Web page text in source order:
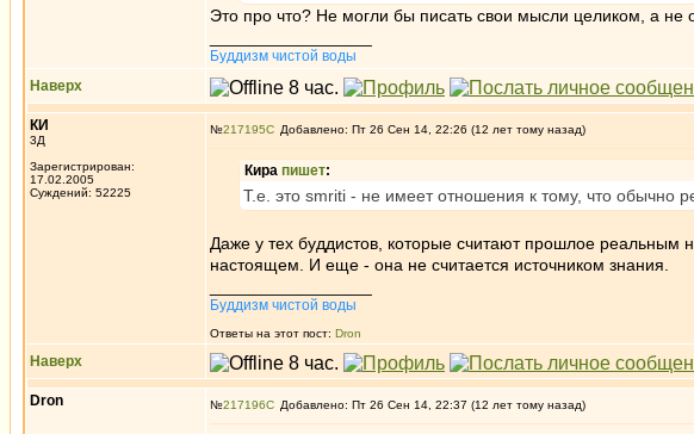
Это про что? Не могли бы писать свои мысли целиком, а
Буддизм чистой воды
Наверх
КИ
3Д
Зарегистрирован:
17.02.2005
Суждений: 52225
№217195 Добавлено: Пт 26 Сен 14, 22:26 (12 лет тому назад)
Кира пишет:
Т.е. это smriti - не имеет отношения к тому, что обычно
Даже у тех буддистов, которые считают прошлое реальным
настоящем. И еще - она не считается источником знания.
Буддизм чистой воды
Ответы на этот пост: Dron
Наверх
Dron №217196 Добавлено: Пт 26 Сен 14, 22:37 (12 лет тому назад)